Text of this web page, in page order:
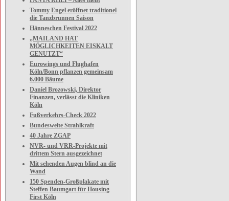
Tommy Engel eröffnet traditionel
die Tanzbrunnen Saison
Hänneschen Festival 2022
„MAILAND HAT
MÖGLICHKEITEN EISKALT
GENUTZT“
Eurowings und Flughafen
Köln/Bonn pflanzen gemeinsam
6.000 Bäume
Daniel Brozowski, Direktor
Finanzen, verlässt die Kliniken
Köln
Fußverkehrs-Check 2022
Bundesweite Strahlkraft
40 Jahre ZGAP
NVR- und VRR-Projekte mit
drittem Stern ausgezeichnet
Mit sehenden Augen blind an die
Wand
150 Spenden-Großplakate mit
Steffen Baumgart für Housing
First Köln